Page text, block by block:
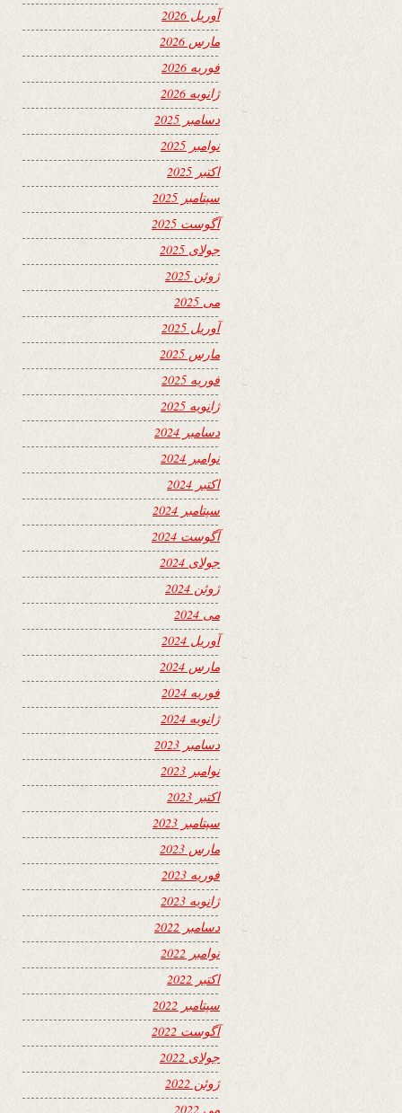
آوریل 2026
مارس 2026
فوریه 2026
ژانویه 2026
دسامبر 2025
نوامبر 2025
اکتبر 2025
سپتامبر 2025
آگوست 2025
جولای 2025
ژوئن 2025
می 2025
آوریل 2025
مارس 2025
فوریه 2025
ژانویه 2025
دسامبر 2024
نوامبر 2024
اکتبر 2024
سپتامبر 2024
آگوست 2024
جولای 2024
ژوئن 2024
می 2024
آوریل 2024
مارس 2024
فوریه 2024
ژانویه 2024
دسامبر 2023
نوامبر 2023
اکتبر 2023
سپتامبر 2023
مارس 2023
فوریه 2023
ژانویه 2023
دسامبر 2022
نوامبر 2022
اکتبر 2022
سپتامبر 2022
آگوست 2022
جولای 2022
ژوئن 2022
می 2022